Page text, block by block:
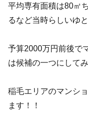
平均専有面積は80㎡
るなど当時らしいゆ
予算2000万円前後で
は候補の一つにして
稲毛エリアのマンシ
ます！！